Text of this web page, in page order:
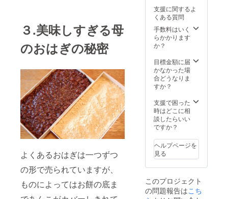
３.美味しすぎる母
のおはぎの秘密
よくあるおはぎは一つずつ
の形で売られていますが、
ものによってはお餅の底ま
(金)15:0
0-19:00
11月25
日
(土)15:0
11月26
日
(日)15:0
0-18:00
れかの
日にち
を選ん
で、コ
欄に添
えてく
ださ
い。
支援に関するよ
くある質問
手数料はいく
らかかります
か？
目標金額に届
かなかった場
合どうなりま
すか？
支援で困った
時はどこに相
談したらいい
ですか？
ヘルプページを
見る
このプロジェクト
の問題報告はこち